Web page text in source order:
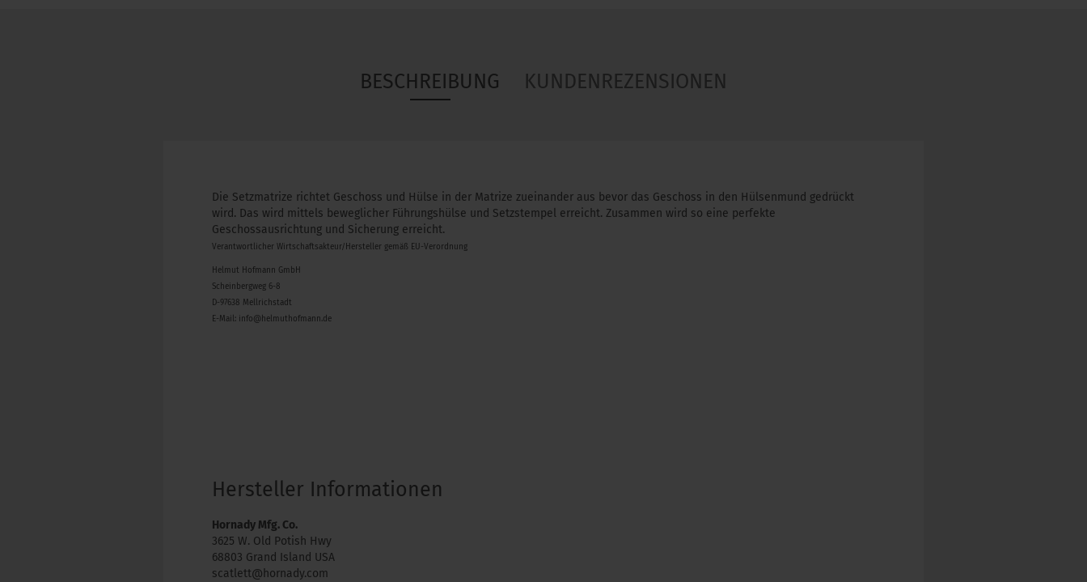
BESCHREIBUNG KUNDENREZENSIONEN
Die Setzmatrize richtet Geschoss und Hülse in der Matrize zueinander aus bevor das Geschoss in den Hülsenmund gedrückt
wird. Das wird mittels beweglicher Führungshülse und Setzstempel erreicht. Zusammen wird so eine perfekte
Geschossausrichtung und Sicherung erreicht.
Verantwortlicher Wirtschaftsakteur/Hersteller gemäß EU-Verordnung
Helmut Hofmann GmbH
Scheinbergweg 6-8
D-97638 Mellrichstadt
E-Mail: info@helmuthofmann.de
Hersteller Informationen
Hornady Mfg. Co.
3625 W. Old Potish Hwy
68803 Grand Island USA
scatlett@hornady.com